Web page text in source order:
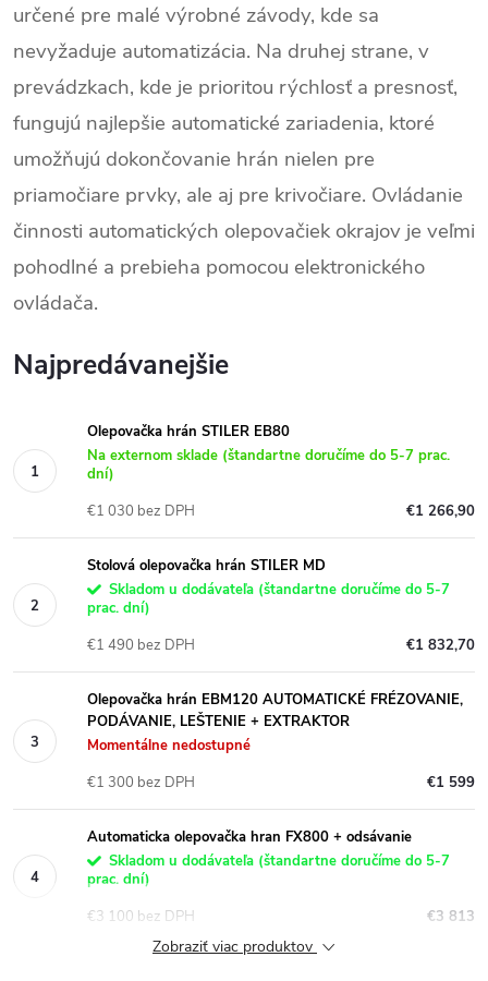
určené pre malé výrobné závody, kde sa
nevyžaduje automatizácia. Na druhej strane, v
prevádzkach, kde je prioritou rýchlosť a presnosť,
fungujú najlepšie automatické zariadenia, ktoré
umožňujú dokončovanie hrán nielen pre
priamočiare prvky, ale aj pre krivočiare. Ovládanie
činnosti automatických olepovačiek okrajov je veľmi
pohodlné a prebieha pomocou elektronického
ovládača.
Najpredávanejšie
Olepovačka hrán STILER EB80
Na externom sklade (štandartne doručíme do 5-7 prac.
dní)
€1 266,90
€1 030 bez DPH
Stolová olepovačka hrán STILER MD
Skladom u dodávateľa (štandartne doručíme do 5-7
prac. dní)
€1 832,70
€1 490 bez DPH
Olepovačka hrán EBM120 AUTOMATICKÉ FRÉZOVANIE,
PODÁVANIE, LEŠTENIE + EXTRAKTOR
Momentálne nedostupné
€1 599
€1 300 bez DPH
Automaticka olepovačka hran FX800 + odsávanie
Skladom u dodávateľa (štandartne doručíme do 5-7
prac. dní)
€3 813
€3 100 bez DPH
Zobraziť viac produktov